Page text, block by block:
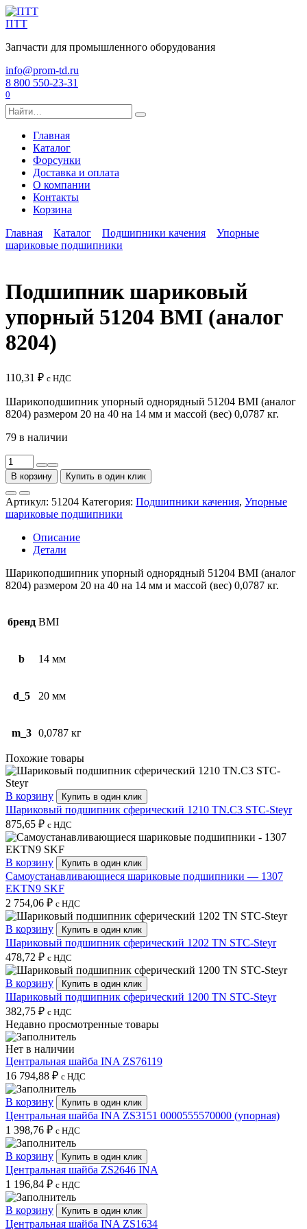
Перейти
к
ПТТ
Запчасти для промышленного оборудования
info@prom-td.ru
8 800 550-23-31
0
Search
for:
Главная
Каталог
Форсунки
Доставка и оплата
О компании
Контакты
Корзина
Главная
Каталог Подшипники качения
Упорные
шариковые подшипники
Подшипник шариковый
упорный 51204 BMI (аналог
8204)
110,31 ₽ с НДС
Шарикоподшипник упорный однорядный 51204 BMI (аналог
8204) размером 20 на 40 на 14 мм и массой (вес) 0,0787 кг.
79 в наличии
Количество
товара
Подшипник
шариковый
упорный
51204
BMI
(аналог
В корзину Купить в один клик
Артикул: 51204 Категория: Подшипники качения, Упорные
шариковые подшипники
Описание
Детали
Шарикоподшипник упорный однорядный 51204 BMI (аналог
8204) размером 20 на 40 на 14 мм и массой (вес) 0,0787 кг.
бренд BMI
b 14 мм
d_5 20 мм
m_3 0,0787 кг
Похожие товары
В корзину Купить в один клик
Шариковый подшипник сферический 1210 TN.C3 STC-Steyr
875,65 ₽ с НДС
В корзину Купить в один клик
Самоустанавливающиеся шариковые подшипники — 1307
EKTN9 SKF
2 754,06 ₽ с НДС
В корзину Купить в один клик
Шариковый подшипник сферический 1202 TN STC-Steyr
478,72 ₽ с НДС
В корзину Купить в один клик
Шариковый подшипник сферический 1200 TN STC-Steyr
382,75 ₽ с НДС
Недавно просмотренные товары
Нет в наличии
Центральная шайба INA ZS76119
16 794,88 ₽ с НДС
В корзину Купить в один клик
Центральная шайба INA ZS3151 0000555570000 (упорная)
1 398,76 ₽ с НДС
В корзину Купить в один клик
Центральная шайба ZS2646 INA
1 196,84 ₽ с НДС
В корзину Купить в один клик
Центральная шайба INA ZS1634